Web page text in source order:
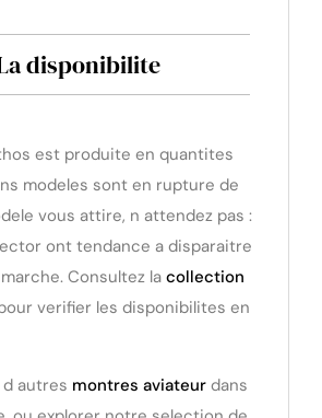
disponibilite
est produite en quantites
modeles sont en rupture de
vous attire, n attendez pas :
ont tendance a disparaitre
Consultez la collection
verifier les disponibilites en
autres montres aviateur dans